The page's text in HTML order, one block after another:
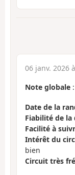
06 janv. 2026
Note globale :
Date de la
Fiabilité de
Facilité à
Intérêt du
bien
Circuit très